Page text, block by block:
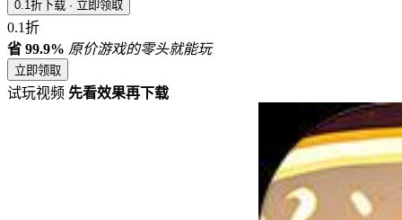
0.1折下载 · 立即领取
0.1折
省 99.9% 原价游戏的零头就能玩
立即领取
试玩视频 先看效果再下载